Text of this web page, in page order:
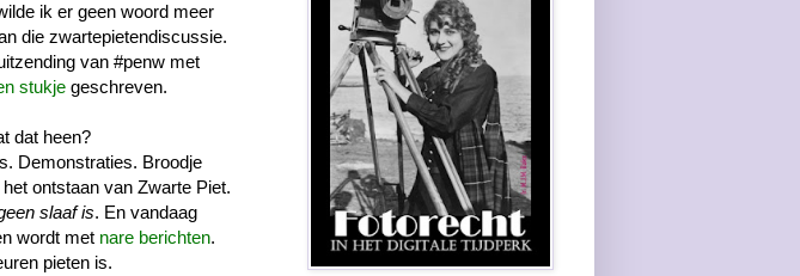
ik er geen woord meer
die zwartepietendiscussie.
van #penw met
stukje geschreven.
dat heen?
Demonstraties. Broodje
ontstaan van Zwarte Piet.
slaaf is. En vandaag
wordt met nare berichten.
pieten is.